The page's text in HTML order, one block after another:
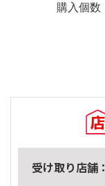
購入個数
受け取り店舗：